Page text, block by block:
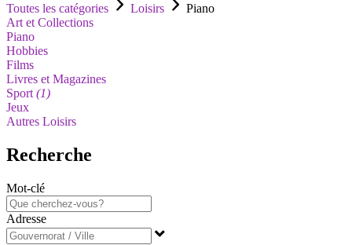
Toutes les catégories Loisirs
Piano
Art et Collections
Piano
Hobbies
Films
Livres et Magazines
Sport (1)
Jeux
Autres Loisirs
Recherche
Mot-clé
Adresse